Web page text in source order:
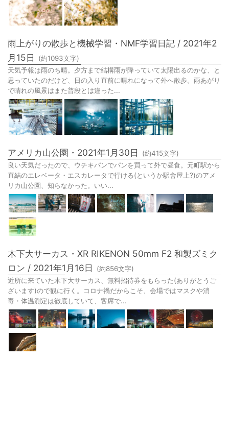
雨上がりの散歩と機械学習・NMF学習日記 / 2021年2
月15日
(約1093文字)
天気予報は雨のち晴。夕方まで結構雨が降っていて太陽出るのかな、と
思っていたのだけど、日の入り直前に晴れになって外へ散歩。雨あがり
で晴れの風景はまた普段とは違った...
アメリカ山公園・2021年1月30日 (約415文字)
良い天気だったので、ウチキパンでパンを買って外で昼食。元町駅から
直結のエレベータ・エスカレータで行ける(というか駅舎屋上?)のアメ
リカ山公園、知らなかった。いい...
木下大サーカス・XR RIKENON 50mm F2 和製ズミク
ロン / 2021年1月16日
(約856文字)
近所に来ていた木下大サーカス、無料招待券をもらった(ありがとうご
ざいます)ので観に行く。コロナ禍だからこそ、会場ではマスクや消
毒・体温測定は徹底していて、客席で...